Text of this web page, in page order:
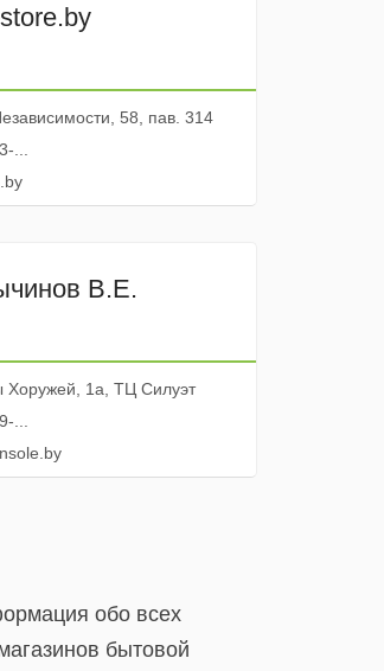
58, пав. 314
...
В.Е.
Хоружей, 1а, ТЦ Силуэт
...
обо всех
бытовой